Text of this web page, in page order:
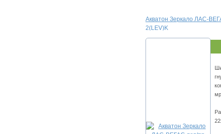
Акватон Зеркало ЛАС-
2(LEV)K